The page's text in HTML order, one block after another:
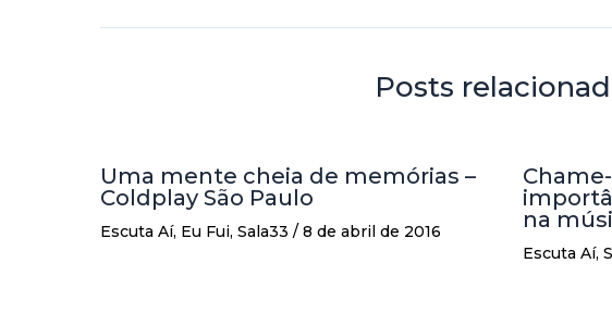
Posts
Uma mente cheia de memórias –
Coldplay São Paulo
Escuta Aí, Eu Fui, Sala33 / 8 de abril de 2016
na
Escuta Aí,